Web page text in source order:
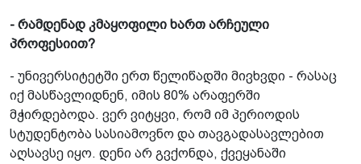
- რამდენად კმაყოფილი ხართ არჩეული
პროფესიით?
- უნივერსიტეტში ერთ წელიწადში მივხვდი - რასაც
იქ მასწავლიდნენ, იმის 80% არაფერში
მჭირდებოდა. ვერ ვიტყვი, რომ იმ პერიოდის
სტუდენტობა სასიამოვნო და თავგადასავლებით
აღსავსე იყო. დენი არ გვქონდა, ქვეყანაში